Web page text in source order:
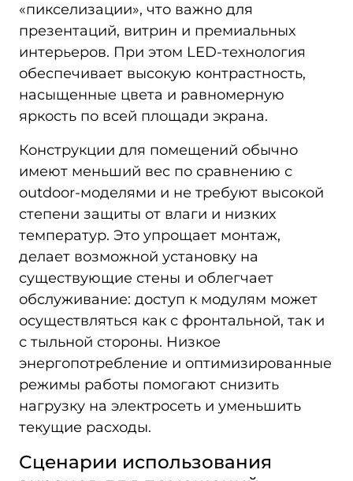
«пикселизации», что важно для
презентаций, витрин и премиальных
интерьеров. При этом LED-технология
обеспечивает высокую контрастность,
насыщенные цвета и равномерную
яркость по всей площади экрана.
Конструкции для помещений обычно
имеют меньший вес по сравнению с
outdoor-моделями и не требуют высокой
степени защиты от влаги и низких
температур. Это упрощает монтаж,
делает возможной установку на
существующие стены и облегчает
обслуживание: доступ к модулям может
осуществляться как с фронтальной, так и
с тыльной стороны. Низкое
энергопотребление и оптимизированные
режимы работы помогают снизить
нагрузку на электросеть и уменьшить
текущие расходы.
Сценарии использования